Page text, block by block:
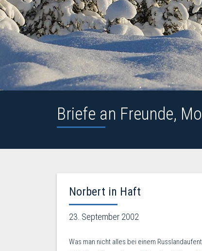
Briefe an Freunde,
Norbert in Haft
23. September 2002
Was man nicht alles bei einem